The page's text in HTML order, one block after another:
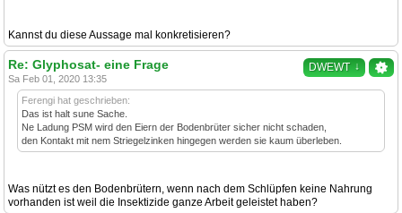
Kannst du diese Aussage mal konkretisieren?
DWEWT ↓
Re: Glyphosat- eine Frage
Sa Feb 01, 2020 13:35
Ferengi hat geschrieben:
Das ist halt sune Sache.
Ne Ladung PSM wird den Eiern der Bodenbrüter sicher nicht schaden,
den Kontakt mit nem Striegelzinken hingegen werden sie kaum überleben.
Was nützt es den Bodenbrütern, wenn nach dem Schlüpfen keine Nahrung
vorhanden ist weil die Insektizide ganze Arbeit geleistet haben?